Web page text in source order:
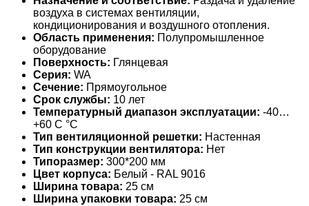
воздуха в системах вентиляции,
кондиционирования и воздушного отопления.
Область применения: Полупромышленное
оборудование
Поверхность: Глянцевая
Серия: WA
Сечение: Прямоугольное
Срок службы: 10 лет
Температурный диапазон эксплуатации: -40…
+60 С °С
Тип вентиляционной решетки: Настенная
Тип конструкции вентилятора: Нет
Типоразмер: 300*200 мм
Цвет корпуса: Белый - RAL 9016
Ширина товара: 25 см
Ширина упаковки товара: 25 см